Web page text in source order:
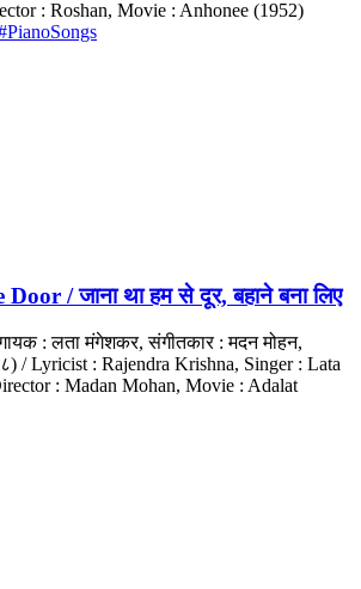
: Roshan, Movie : Anhonee (1952)
/ जाना था हम से दूर, बहाने बना लिए
: लता मंगेशकर, संगीतकार : मदन मोहन,
/ Lyricist : Rajendra Krishna, Singer : Lata
: Madan Mohan, Movie : Adalat